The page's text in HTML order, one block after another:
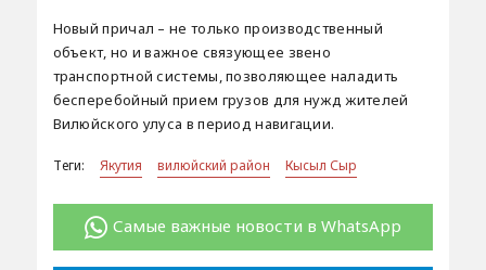
Новый причал – не только производственный
объект, но и важное связующее звено
транспортной системы, позволяющее наладить
бесперебойный прием грузов для нужд жителей
Вилюйского улуса в период навигации.
Теги: Якутия вилюйский район Кысыл Сыр
Самые важные новости в WhatsApp